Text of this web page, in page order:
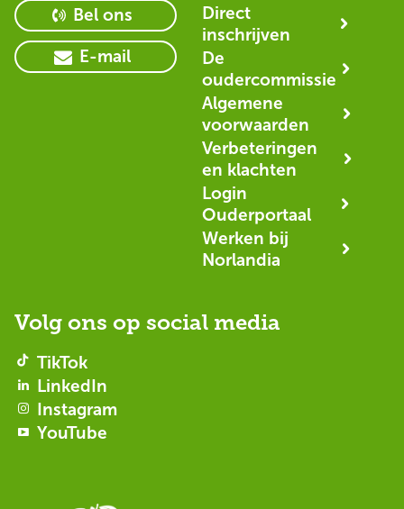
Bel ons
E-mail
Direct
inschrijven
De
oudercommissie
Algemene
voorwaarden
Verbeteringen
en klachten
Login
Ouderportaal
Werken bij
Norlandia
Volg ons op social media
TikTok
LinkedIn
Instagram
YouTube